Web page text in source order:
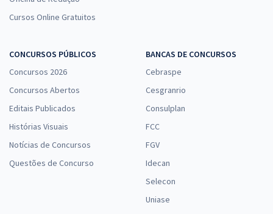
Cursos Online Gratuitos
CONCURSOS PÚBLICOS
Concursos 2026
Concursos Abertos
Editais Publicados
Histórias Visuais
Notícias de Concursos
Questões de Concurso
BANCAS DE CONCURSOS
Cebraspe
Cesgranrio
Consulplan
FCC
FGV
Idecan
Selecon
Uniase